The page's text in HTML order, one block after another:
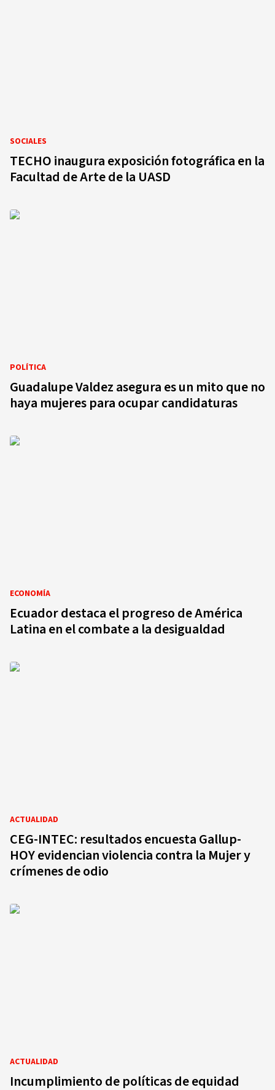
SOCIALES
TECHO inaugura exposición fotográfica en la
Facultad de Arte de la UASD
POLÍTICA
Guadalupe Valdez asegura es un mito que no
haya mujeres para ocupar candidaturas
ECONOMÍA
Ecuador destaca el progreso de América
Latina en el combate a la desigualdad
ACTUALIDAD
CEG-INTEC: resultados encuesta Gallup-
HOY evidencian violencia contra la Mujer y
crímenes de odio
ACTUALIDAD
Incumplimiento de políticas de equidad